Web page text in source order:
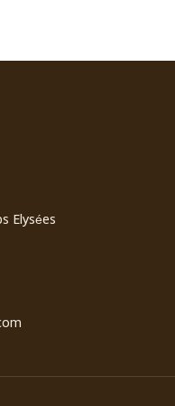
Elysées